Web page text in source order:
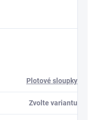
Plotové sloupky
Zvolte variantu